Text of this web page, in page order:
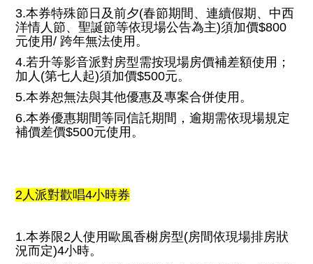
3.本券特殊節日及前夕(春節期間、連續假期、中西
洋情人節、聖誕節等依現場公告為主)須加價$800
元使用/ 跨年無法使用。
4.若升等影音派對房型需按現場房價補差額使用；
加人(第七人起)須加價$500元。
5.本券恕無法與其他優惠及專案合併使用。
6.本券優惠期間等同信託期間，逾期需依現場規定
補價差價$500元使用。
2人派對歡唱4小時券
1.本券限2人使用歐風香榭房型(房間依現場排房狀
況而定)4小時。